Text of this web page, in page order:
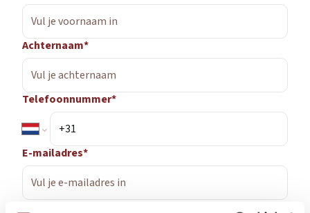
Achternaam*
Telefoonnummer*
E-mailadres*